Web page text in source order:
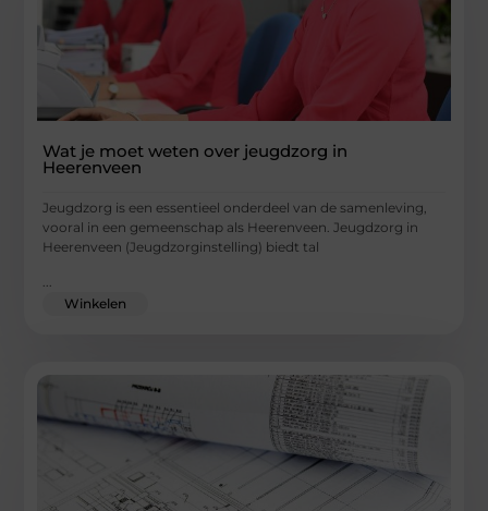
Wat je moet weten over jeugdzorg in
Heerenveen
Jeugdzorg is een essentieel onderdeel van de samenleving,
vooral in een gemeenschap als Heerenveen. Jeugdzorg in
Heerenveen (Jeugdzorginstelling) biedt tal
...
Winkelen